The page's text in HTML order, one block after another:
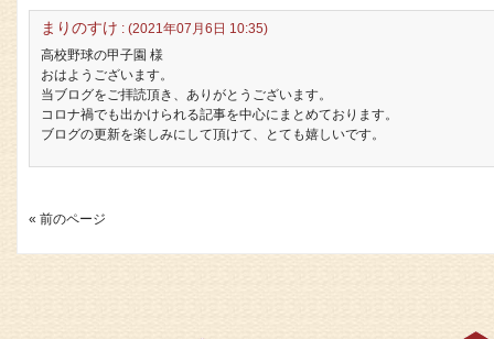
まりのすけ : (2021年07月6日 10:35)
高校野球の甲子園 様
おはようございます。
当ブログをご拝読頂き、ありがとうございます。
コロナ禍でも出かけられる記事を中心にまとめております。
ブログの更新を楽しみにして頂けて、とても嬉しいです。
« 前のページ